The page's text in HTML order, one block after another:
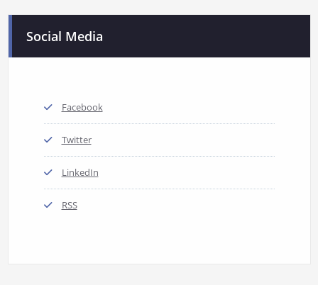
Social Media
Facebook
Twitter
LinkedIn
RSS